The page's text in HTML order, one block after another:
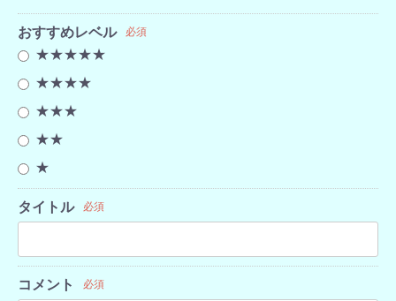
おすすめレベル 必須
★★★★★
★★★★
★★★
★★
★
タイトル 必須
コメント 必須